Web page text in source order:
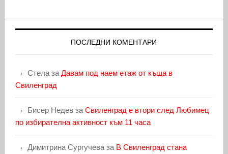
ПОСЛЕДНИ КОМЕНТАРИ
Стелаза Давам под наем етаж от къща в
Свиленград
Бисер Недевза Свиленград е втори след Любимец
по избирателна активност към 11 часа
Димитрина Сургучеваза В Свиленград стана